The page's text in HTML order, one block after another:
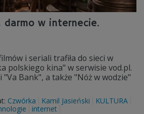
darmo w internecie.
i seriali trafiła do sieci w
polskiego kina" w serwisie vod.pl.
"Va Bank", a także "Nóż w wodzie"
Czwórka Kamil Jasieński
KULTURA
internet